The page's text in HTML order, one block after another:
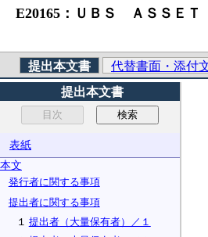
E20165：ＵＢＳ ＡＳＳＥ
提出本文書 代替書面・添付
提出本文書